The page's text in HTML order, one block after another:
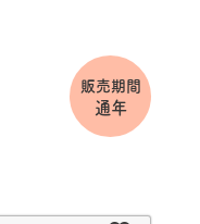
販売期間
通年